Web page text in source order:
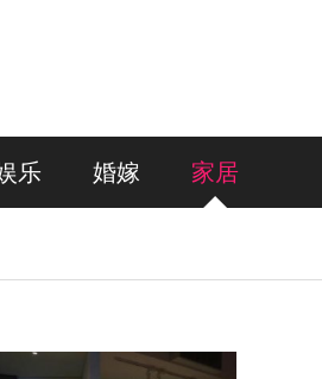
乐 婚嫁 家居